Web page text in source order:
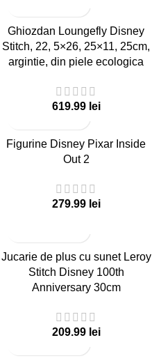
Ghiozdan Loungefly Disney
Stitch, 22, 5×26, 25×11, 25cm,
argintie, din piele ecologica
lei
Figurine Disney Pixar Inside
Out 2
lei
Jucarie de plus cu sunet Leroy
Stitch Disney 100th
Anniversary 30cm
lei